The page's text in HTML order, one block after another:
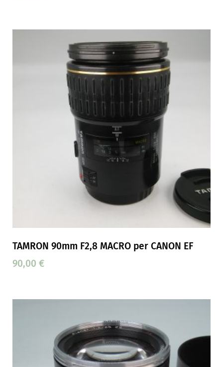
TAMRON 90mm F2,8 MACRO per CANON EF
90,00 €